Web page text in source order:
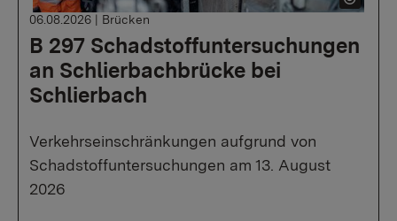
B 297 Schadstoffuntersuchungen
an Schlierbachbrücke bei
Schlierbach
06.08.2026 | Brücken
Verkehrseinschränkungen aufgrund von
Schadstoffuntersuchungen am 13. August
2026